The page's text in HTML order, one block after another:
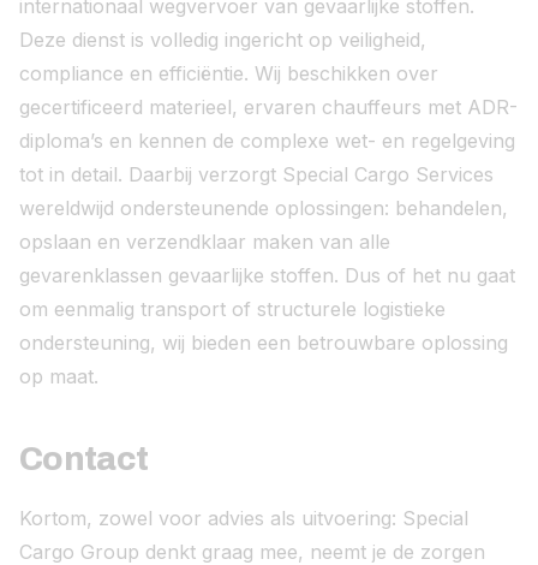
internationaal wegvervoer van gevaarlijke stoffen.
Deze dienst is volledig ingericht op veiligheid,
compliance en efficiëntie. Wij beschikken over
gecertificeerd materieel, ervaren chauffeurs met ADR-
diploma’s en kennen de complexe wet- en regelgeving
tot in detail. Daarbij verzorgt Special Cargo Services
wereldwijd ondersteunende oplossingen: behandelen,
opslaan en verzendklaar maken van alle
gevarenklassen gevaarlijke stoffen. Dus of het nu gaat
om eenmalig transport of structurele logistieke
ondersteuning, wij bieden een betrouwbare oplossing
op maat.
Contact
Kortom, zowel voor advies als uitvoering: Special
Cargo Group denkt graag mee, neemt je de zorgen